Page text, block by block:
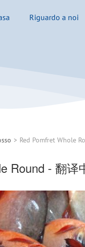
Riguardo a noi
Red Pomfret Whole
Round - 翻译